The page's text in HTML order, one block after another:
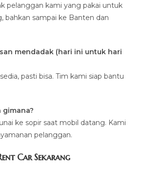
pelanggan kami yang pakai untuk
bahkan sampai ke Banten dan
mendadak (hari ini untuk hari
pasti bisa. Tim kami siap bantu
gimana?
ke sopir saat mobil datang. Kami
pelanggan.
Car Sekarang